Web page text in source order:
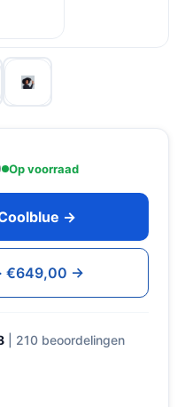
Op voorraad
→
€649,00 →
| 210 beoordelingen